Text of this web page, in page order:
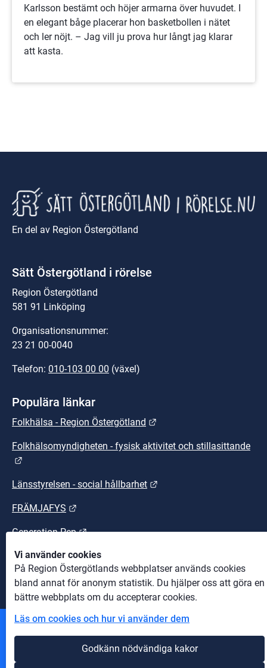
Vi använder cookies
På Region Östergötlands webbplatser används cookies
bland annat för anonym statistik. Du hjälper oss att göra en
bättre webbplats om du accepterar cookies.
Läs om cookies och hur vi använder dem
Godkänn nödvändiga kakor
Karlsson bestämt och höjer armarna över huvudet. I
en elegant båge placerar hon basketbollen i nätet
och ler nöjt. – Jag vill ju prova hur långt jag klarar
att kasta.
En del av Region Östergötland
Sätt Östergötland i rörelse
Region Östergötland
581 91 Linköping
Organisationsnummer:
23 21 00-0040
Telefon: 010-103 00 00 (växel)
Populära länkar
Folkhälsa - Region Östergötland
Folkhälsomyndigheten - fysisk aktivitet och stillasittande
Länsstyrelsen - social hållbarhet
FRÄMJAFYS
Generation Pep Länk till annan webbplats.
Sunt arbetsliv Länk till annan webbplats.
Andra webbplatser
Information om cookies